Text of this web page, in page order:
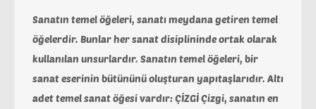
Sanatın temel öğeleri, sanatı meydana getiren temel
öğelerdir. Bunlar her sanat disiplininde ortak olarak
kullanılan unsurlardır. Sanatın temel öğeleri, bir
sanat eserinin bütününü oluşturan yapıtaşlarıdır. Altı
adet temel sanat öğesi vardır: ÇİZGİ Çizgi, sanatın en